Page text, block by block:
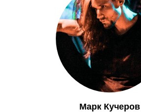
Марк Кучеров